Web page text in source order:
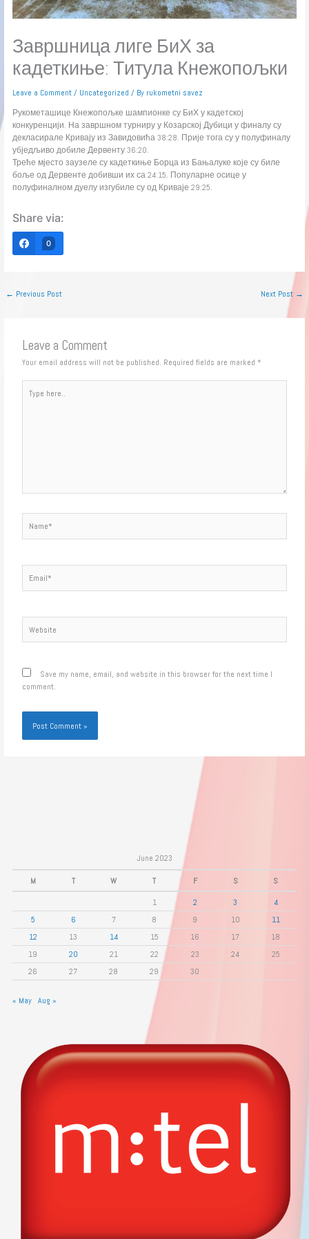
Завршница лиге БиХ за
кадеткиње: Титула Кнежопољки
Leave a Comment / Uncategorized / By rukometni savez
Рукометашице Кнежопољке шампионке су БиХ у кадетској
конкуренцији. На завршном турниру у Козарској Дубици у финалу су
декласирале Кривају из Завидовића 38:28. Прије тога су у полуфиналу
убједљиво добиле Дервенту 36:20.
Треће мјесто заузеле су кадеткиње Борца из Бањалуке које су биле
боље од Дервенте добивши их са 24:15. Популарне осице у
полуфиналном дуелу изгубиле су од Криваје 29:25.
Share via:
0
← Previous Post Next Post →
Leave a Comment
Your email address will not be published. Required fields are marked *
here..
Save my name, email, and website in this browser for the next time I
comment.
June 2023
M T W T F S S
1 2 3
4
5
6 7 8 9 10
11
12
13 14 15 16 17
18
19
20 21 22 23 24
25
26
27 28 29 30
« May Aug »